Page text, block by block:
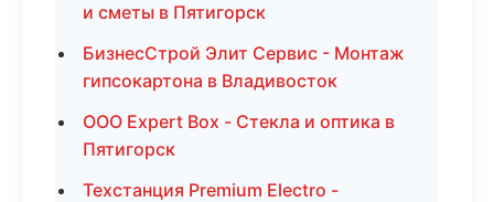
и сметы в Пятигорск
БизнесСтрой Элит Сервис - Монтаж
гипсокартона в Владивосток
ООО Expert Box - Стекла и оптика в
Пятигорск
Техстанция Premium Electro -